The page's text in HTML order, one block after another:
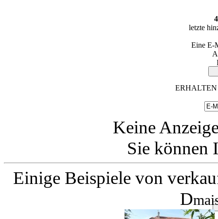
4
letzte
Eine E-
Keine
Sie können
Einige Beispiele von
D